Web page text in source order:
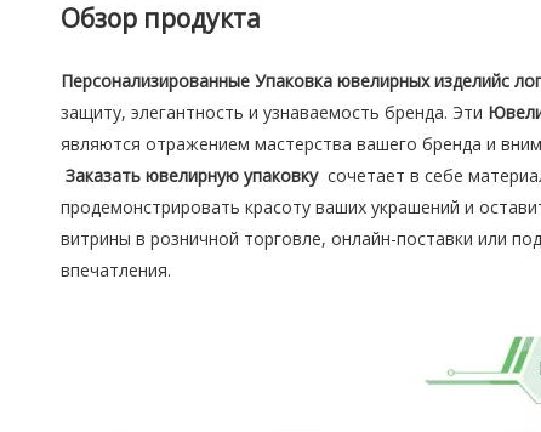
Обзор продукта
Персонализированные Упаковка ювелирных изделийс
защиту, элегантность и узнаваемость бренда. Эти
являются отражением мастерства вашего бренда и
Заказать ювелирную упаковку сочетает в себе
продемонстрировать красоту ваших украшений и
витрины в розничной торговле, онлайн-поставки или
впечатления.